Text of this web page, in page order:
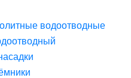
водоотводные